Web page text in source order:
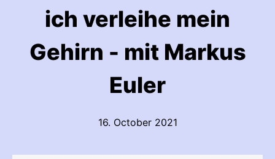
ich verleihe mein
Gehirn - mit Markus
Euler
16. October 2021